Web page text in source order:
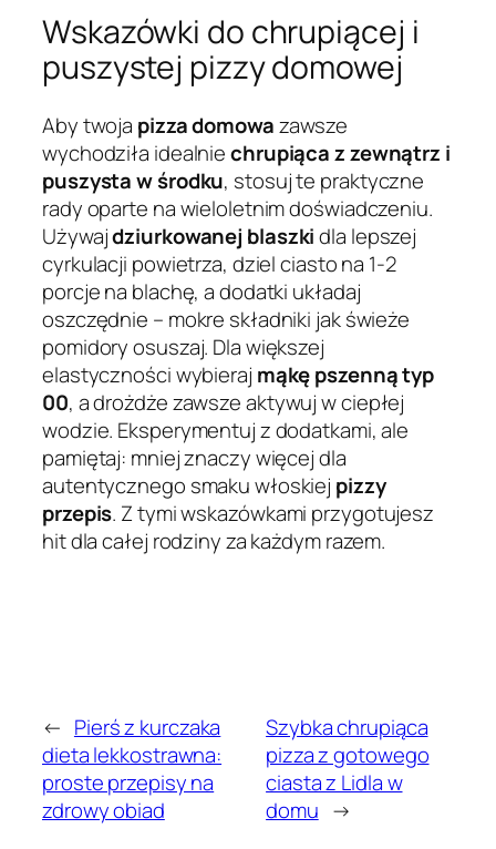
Wskazówki do chrupiącej i
puszystej pizzy domowej
Aby twoja pizza domowazawsze
wychodziła idealniechrupiąca z zewnątrz i
puszysta w środku, stosuj te praktyczne
rady oparte na wieloletnim doświadczeniu.
Używajdziurkowanej blaszkidla lepszej
cyrkulacji powietrza, dziel ciasto na 1-2
porcje na blachę, a dodatki układaj
oszczędnie – mokre składniki jak świeże
pomidory osuszaj. Dla większej
elastyczności wybieraj mąkę pszenną typ
00, a drożdże zawsze aktywuj w ciepłej
wodzie. Eksperymentuj z dodatkami, ale
pamiętaj: mniej znaczy więcej dla
autentycznego smaku włoskiej pizzy
przepis. Z tymi wskazówkami przygotujesz
hit dla całej rodziny za każdym razem.
← Pierś z kurczaka
dieta lekkostrawna:
proste przepisy na
zdrowy obiad
Szybka chrupiąca
pizza z gotowego
ciasta z Lidla w
domu →